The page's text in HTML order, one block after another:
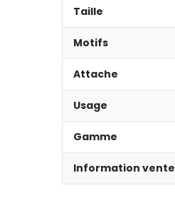
Taille
Motifs
Attache
Usage
Gamme
Information vente